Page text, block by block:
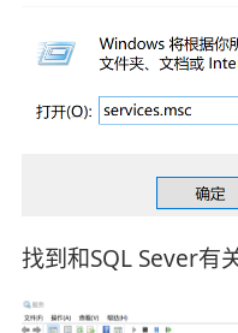
找到和SQL Sever有